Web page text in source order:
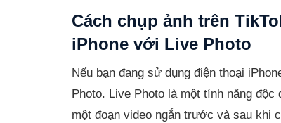
Cách chụp ảnh trên
iPhone với Live Photo
Nếu bạn đang sử dụng điện thoại
Photo. Live Photo là một tính năng
một đoạn video ngắn trước và sau khi